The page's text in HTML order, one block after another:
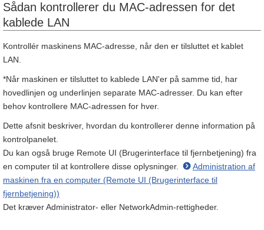
Sådan kontrollerer du MAC-adressen for det
kablede LAN
Kontrollér maskinens MAC-adresse, når den er tilsluttet et kablet
LAN.
*Når maskinen er tilsluttet to kablede LAN'er på samme tid, har
hovedlinjen og underlinjen separate MAC-adresser. Du kan efter
behov kontrollere MAC-adressen for hver.
Dette afsnit beskriver, hvordan du kontrollerer denne information på
kontrolpanelet.
Du kan også bruge Remote UI (Brugerinterface til fjernbetjening) fra
en computer til at kontrollere disse oplysninger.
Administration af
maskinen fra en computer (Remote UI (Brugerinterface til
fjernbetjening))
Det kræver Administrator- eller NetworkAdmin-rettigheder.